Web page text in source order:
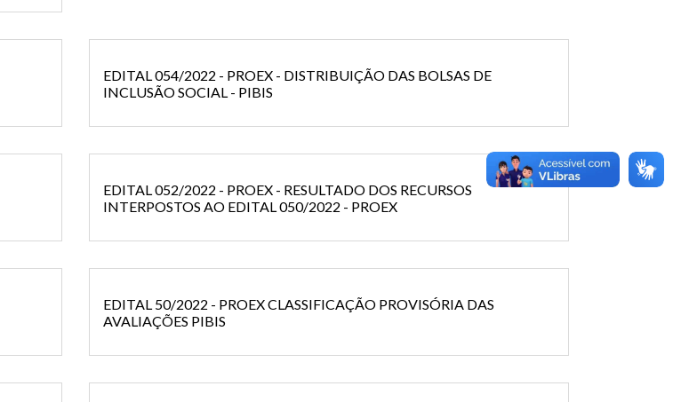
EDITAL 054/2022 - PROEX - DISTRIBUIÇÃO DAS BOLSAS DE
INCLUSÃO SOCIAL - PIBIS
EDITAL 052/2022 - PROEX - RESULTADO DOS RECURSOS
INTERPOSTOS AO EDITAL 050/2022 - PROEX
EDITAL 50/2022 - PROEX CLASSIFICAÇÃO PROVISÓRIA DAS
AVALIAÇÕES PIBIS